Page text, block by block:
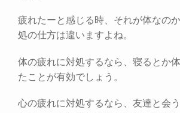
疲れたーと感じる時、それが体なの
処の仕方は違いますよね。
体の疲れに対処するなら、寝るとか
たことが有効でしょう。
心の疲れに対処するなら、友達と会